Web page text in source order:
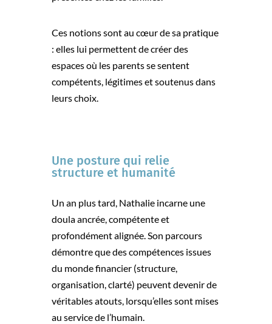
Ces notions sont au cœur de sa pratique
: elles lui permettent de créer des
espaces où les parents se sentent
compétents, légitimes et soutenus dans
leurs choix.
Une posture qui relie
structure et humanité
Un an plus tard, Nathalie incarne une
doula ancrée, compétente et
profondément alignée. Son parcours
démontre que des compétences issues
du monde financier (structure,
organisation, clarté) peuvent devenir de
véritables atouts, lorsqu’elles sont mises
au service de l’humain.